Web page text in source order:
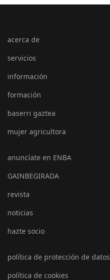
acerca de
servicios
información
formación
baserri gaztea
mujer agricultora
anuncíate en ENBA
GAINBEGIRADA
revista
noticias
hazte socio
política de protección de datos
política de cookies